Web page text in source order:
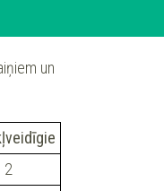
un
2